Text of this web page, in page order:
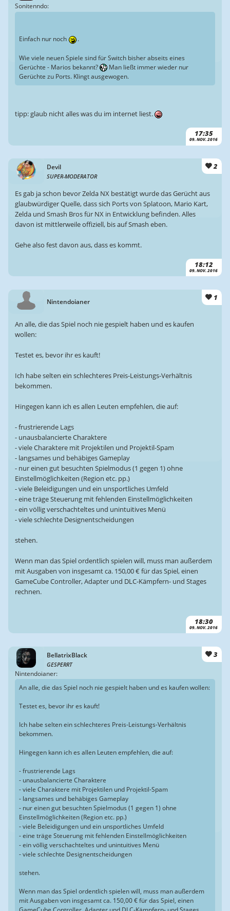
17:35
09. NOV. 2016
Sonitenndo:
Einfach nur noch .
Wie viele neuen Spiele sind für Switch bisher abseits eines
Gerüchte - Marios bekannt?
Man ließt immer wieder nur
Gerüchte zu Ports. Klingt ausgewogen.
tipp: glaub nicht alles was du im internet liest.
Devil
SUPER-MODERATOR
2
18:12
09. NOV. 2016
Es gab ja schon bevor Zelda NX bestätigt wurde das Gerücht aus
glaubwürdiger Quelle, dass sich Ports von Splatoon, Mario Kart,
Zelda und Smash Bros für NX in Entwicklung befinden. Alles
davon ist mittlerweile offiziell, bis auf Smash eben.
Gehe also fest davon aus, dass es kommt.
Nintendoianer 1
18:30
09. NOV. 2016
An alle, die das Spiel noch nie gespielt haben und es kaufen
wollen:
Testet es, bevor ihr es kauft!
Ich habe selten ein schlechteres Preis-Leistungs-Verhältnis
bekommen.
Hingegen kann ich es allen Leuten empfehlen, die auf:
- frustrierende Lags
- unausbalancierte Charaktere
- viele Charaktere mit Projektilen und Projektil-Spam
- langsames und behäbiges Gameplay
- nur einen gut besuchten Spielmodus (1 gegen 1) ohne
Einstellmöglichkeiten (Region etc. pp.)
- viele Beleidigungen und ein unsportliches Umfeld
- eine träge Steuerung mit fehlenden Einstellmöglichkeiten
- ein völlig verschachteltes und unintuitives Menü
- viele schlechte Designentscheidungen
stehen.
Wenn man das Spiel ordentlich spielen will, muss man außerdem
mit Ausgaben von insgesamt ca. 150,00 € für das Spiel, einen
GameCube Controller, Adapter und DLC-Kämpfern- und Stages
rechnen.
BellatrixBlack
GESPERRT
3
Nintendoianer:
An alle, die das Spiel noch nie gespielt haben und es kaufen wollen:
Testet es, bevor ihr es kauft!
Ich habe selten ein schlechteres Preis-Leistungs-Verhältnis
bekommen.
Hingegen kann ich es allen Leuten empfehlen, die auf:
- frustrierende Lags
- unausbalancierte Charaktere
- viele Charaktere mit Projektilen und Projektil-Spam
- langsames und behäbiges Gameplay
- nur einen gut besuchten Spielmodus (1 gegen 1) ohne
Einstellmöglichkeiten (Region etc. pp.)
- viele Beleidigungen und ein unsportliches Umfeld
- eine träge Steuerung mit fehlenden Einstellmöglichkeiten
- ein völlig verschachteltes und unintuitives Menü
- viele schlechte Designentscheidungen
stehen.
Wenn man das Spiel ordentlich spielen will, muss man außerdem
mit Ausgaben von insgesamt ca. 150,00 € für das Spiel, einen